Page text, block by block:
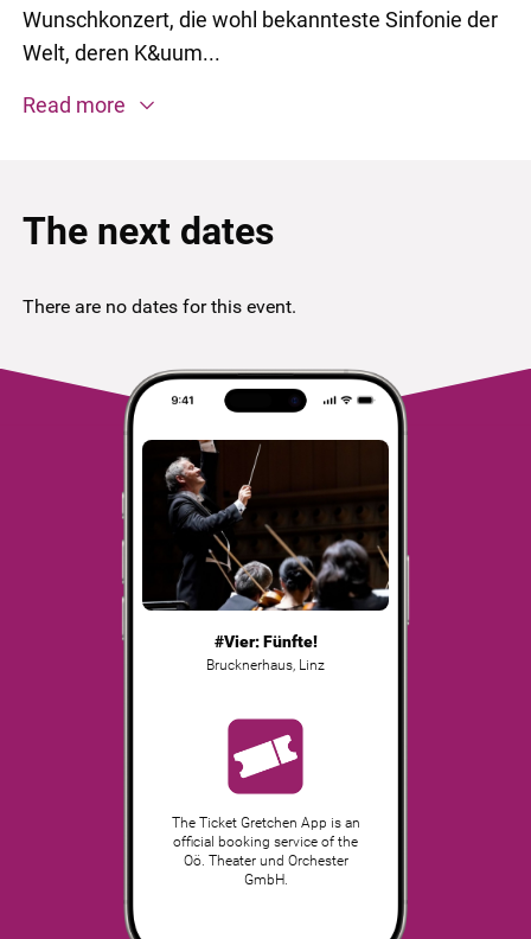
Wunschkonzert, die wohl bekannteste Sinfonie der
Welt, deren K&uum...
Read more
The next dates
There are no dates for this event.
#Vier: Fünfte!
Brucknerhaus Linz
The Ticket Gretchen App is an
official booking service of the
Oö. Theater und Orchester
GmbH.